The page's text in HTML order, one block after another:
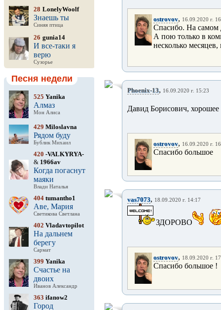
28 LonelyWoolf
Знаешь ты
Синяя птица
26 gunia14
И все-таки я
верю
Сузорье
Песня недели
525 Yanika
Алмаз
Мон Алиса
429 Miloslavna
Рядом буду
Бублик Михаил
420 -VALKYRYA-
& 1966av
Когда погаснут
маяки
Влади Наталья
404 tumantho1
Аве, Мария
Светикова Светлана
402 Vladavtopilot
На дальнем
берегу
Сармат
399 Yanika
Счастье на
двоих
Иванов Александр
363 ifanow2
Город
ostrovov, 16.09.2020 г.
Спасибо. На самом
А пою только в
несколько
Phoenix-13, 16.09.2020 г. 15:23
Давид Борисович,
ostrovov, 16.09.2020 г.
Спасибо большое
vas7073, 18.09.2020 г. 14:17
ЗДОРОВО
ostrovov, 18.09.2020 г.
Спасибо большое !